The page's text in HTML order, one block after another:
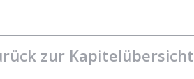
zur Kapitelübersicht